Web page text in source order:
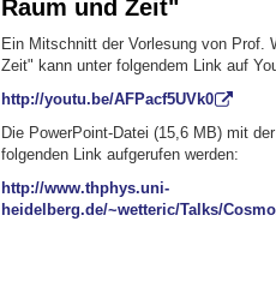
Raum und Zeit"
Ein Mitschnitt der Vorlesung von Prof.
Zeit" kann unter folgendem Link auf
http://youtu.be/AFPacf5UVk0
Die PowerPoint-Datei (15,6 MB) mit
folgenden Link aufgerufen werden:
http://www.thphys.uni-
heidelberg.de/~wetteric/Talks/